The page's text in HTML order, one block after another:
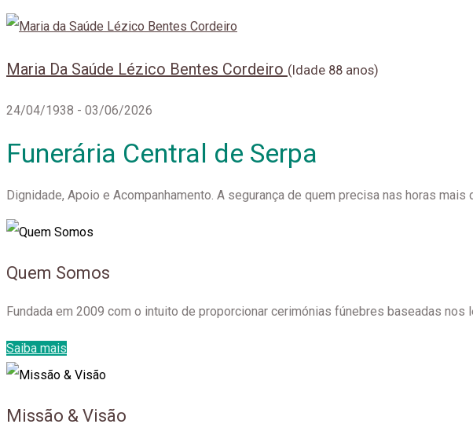
Maria Da Saúde Lézico Bentes Cordeiro (Idade 88 anos)
24/04/1938 - 03/06/2026
Funerária Central de Serpa
Dignidade, Apoio e Acompanhamento. A segurança de quem precisa nas horas mais
Quem Somos
Fundada em 2009 com o intuito de proporcionar cerimónias fúnebres baseadas nos
Saiba mais
Missão & Visão